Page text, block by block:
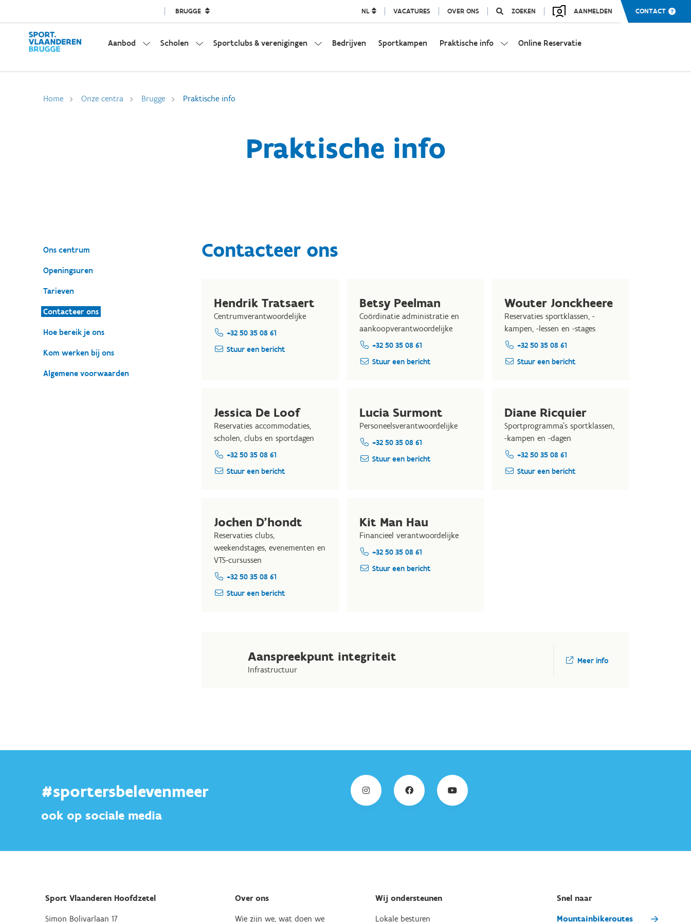
BRUGGE NL VACATURES OVER ONS ZOEKEN AANMELDEN CONTACT
Aanbod Scholen Sportclubs & verenigingen Bedrijven Sportkampen Praktische info Online Reservatie
Home Onze centra Brugge Praktische info
Praktische info
Ons centrum
Openingsuren
Tarieven
Contacteer ons
Hoe bereik je ons
Kom werken bij ons
Algemene voorwaarden
Contacteer ons
Hendrik Tratsaert
Centrumverantwoordelijke
+32 50 35 08 61
Stuur een bericht
Betsy Peelman
Coördinatie administratie en
aankoopverantwoordelijke
+32 50 35 08 61
Stuur een bericht
Wouter Jonckheere
Reservaties sportklassen, -
kampen, -lessen en -stages
+32 50 35 08 61
Stuur een bericht
Jessica De Loof
Reservaties accommodaties,
scholen, clubs en sportdagen
+32 50 35 08 61
Stuur een bericht
Lucia Surmont
Personeelsverantwoordelijke
+32 50 35 08 61
Stuur een bericht
Diane Ricquier
Sportprogramma's sportklassen,
-kampen en -dagen
+32 50 35 08 61
Stuur een bericht
Jochen D'hondt
Reservaties clubs,
weekendstages, evenementen en
VTS-cursussen
+32 50 35 08 61
Stuur een bericht
Kit Man Hau
Financieel verantwoordelijke
+32 50 35 08 61
Stuur een bericht
Aanspreekpunt integriteit
Infrastructuur
Meer info
#sportersbelevenmeer
ook op sociale media
Sport Vlaanderen Hoofdzetel
Simon Bolivarlaan 17
Over ons
Wie zijn we, wat doen we
Wij ondersteunen
Lokale besturen
Snel naar
Mountainbikeroutes